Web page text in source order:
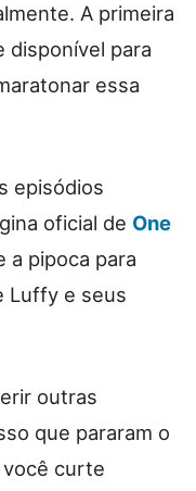
A primeira
disponível para
essa
episódios
oficial de One
a pipoca para
Luffy e seus
outras
que pararam o
você curte